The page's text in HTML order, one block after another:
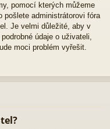
pomocí kterých můžeme
pošlete administrátorovi fóra
Je velmi důležité, aby v
údaje o uživateli,
moci problém vyřešit.